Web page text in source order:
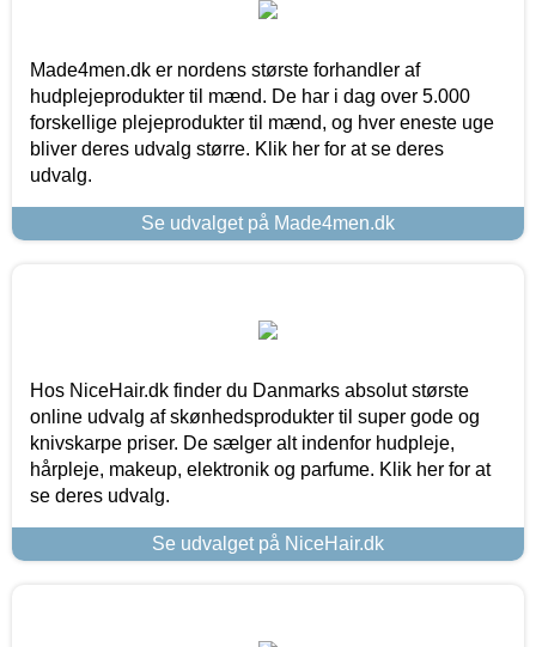
Made4men.dk er nordens største forhandler af
hudplejeprodukter til mænd. De har i dag over 5.000
forskellige plejeprodukter til mænd, og hver eneste uge
bliver deres udvalg større. Klik her for at se deres
udvalg.
Se udvalget på Made4men.dk
Hos NiceHair.dk finder du Danmarks absolut største
online udvalg af skønhedsprodukter til super gode og
knivskarpe priser. De sælger alt indenfor hudpleje,
hårpleje, makeup, elektronik og parfume. Klik her for at
se deres udvalg.
Se udvalget på NiceHair.dk